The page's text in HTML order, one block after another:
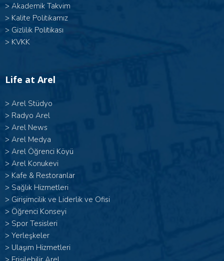
> Akademik Takvim
> Kalite Politikamız
> Gizlilik Politikası
> KVKK
Life at Arel
> Arel Stüdyo
> Radyo Arel
> Arel News
> Arel Medya
> Arel Öğrenci Köyü
> Arel Konukevi
> Kafe & Restoranlar
> Sağlık Hizmetleri
> Girişimcilik ve Liderlik ve Ofisi
> Öğrenci Konseyi
> Spor Tesisleri
> Yerleşkeler
> Ulaşım Hizmetleri